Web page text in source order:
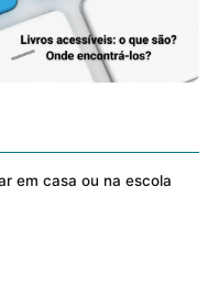
em casa ou na escola